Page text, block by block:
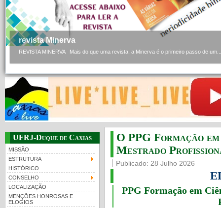
revista Minerva
REVISTA MINERVA Mais do que uma revista, a Minerva é o primeiro passo de um...
UFRJ-Duque de Caxias
MISSÃO
ESTRUTURA
HISTÓRICO
CONSELHO
LOCALIZAÇÃO
MENÇÕES HONROSAS E
ELOGIOS
O PPG Formação
Mestrado
Publicado: 28 Julho 2026
PPG Formação em